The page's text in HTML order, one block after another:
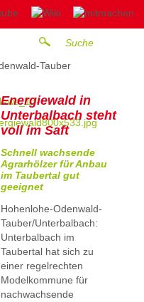
Energiewald in
Unterbalbach steht
voll im Saft
Schnell wachsende
Agrarhölzer für Anbau
im Taubertal gut
geeignet
Hohenlohe-Odenwald-
Tauber/Unterbalbach:
Unterbalbach im
Taubertal hat sich zu
einer regelrechten
Modelkommune für
nachwachsende